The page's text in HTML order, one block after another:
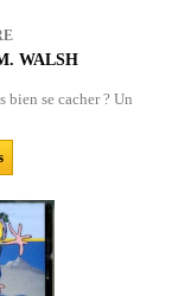
WALSH
bien se cacher ? Un